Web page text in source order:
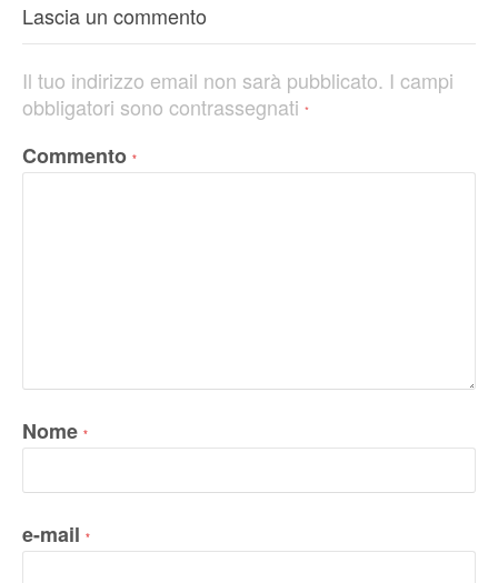
Lascia un commento
Il tuo indirizzo email non sarà pubblicato. I campi
obbligatori sono contrassegnati *
Commento *
Nome *
e-mail *